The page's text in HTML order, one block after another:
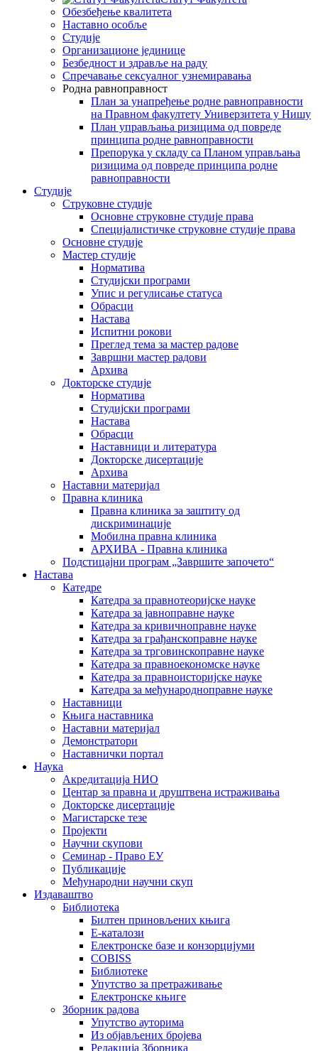
Обезбеђење квалитета
Наставно особље
Студије
Организационе јединице
Безбедност и здравље на раду
Спречавање сексуалног узнемиравања
Родна равноправност
План за унапређење родне равноправности
на Правном факултету Универзитета у Нишу
План управљања ризицима од повреде
принципа родне равноправности
Препорука у складу са Планом управљања
ризицима од повреде принципа родне
равноправности
Студије
Струковне студије
Основне струковне студије права
Специјалистичке струковне студије права
Основне студије
Мастер студије
Норматива
Студијски програми
Упис и регулисање статуса
Обрасци
Настава
Испитни рокови
Преглед тема за мастер радове
Завршни мастер радови
Архива
Докторске студије
Норматива
Студијски програми
Настава
Обрасци
Наставници и литература
Докторске дисертације
Архива
Наставни материјал
Правна клиника
Правна клиника за заштиту од
дискриминације
Мобилна правна клиника
АРХИВА - Правна клиника
Подстицајни програм „Завршите започето“
Настава
Катедре
Катедра за правнотеоријске науке
Катедра за јавноправне науке
Катедра за кривичноправне науке
Катедра за грађанскоправне науке
Катедра за трговинскоправне науке
Катедра за правноекономске науке
Катедра за правноисторијске науке
Катедра за међународноправне науке
Наставници
Књига наставника
Наставни материјал
Демонстратори
Наставнички портал
Наука
Акредитација НИО
Центар за правна и друштвена истраживања
Докторске дисертације
Магистарске тезе
Пројекти
Научни скупови
Семинар - Право ЕУ
Публикације
Међународни научни скуп
Издаваштво
Библиотека
Билтен приновљених књига
Е-каталози
Електронске базе и конзорцијуми
COBISS
Библиотеке
Упутство за претраживање
Електронске књиге
Зборник радова
Упутство ауторима
Из објављених бројева
Редакција Зборника